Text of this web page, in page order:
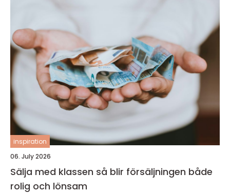
inspiration
06. July 2026
Sälja med klassen så blir försäljningen både
rolig och lönsam